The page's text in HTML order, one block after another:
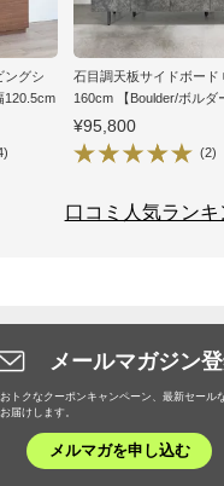
ングシ
120.5cm
石目調天板サイドボード
160cm 【Boulder/ボルダ
リーズ】
¥95,800
(2)
口コミ人気ラン
メールマガジン
トクなクーポンキャンペーン、最新セール
届けします。
メルマガを申し込む